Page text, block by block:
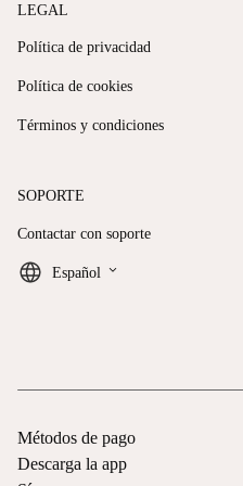
LEGAL
Política de privacidad
Política de cookies
Términos y condiciones
SOPORTE
Contactar con soporte
Español keyboard_arrow_down
Métodos de pago
Descarga la app